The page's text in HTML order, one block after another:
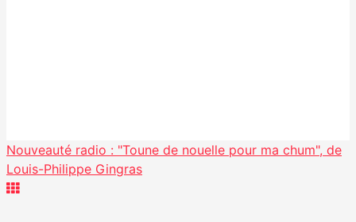
Nouveauté radio : "Toune de nouelle pour ma chum", de
Louis-Philippe Gingras